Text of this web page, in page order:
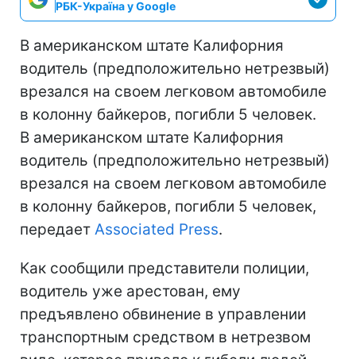
РБК-Україна у Google
В американском штате Калифорния
водитель (предположительно нетрезвый)
врезался на своем легковом автомобиле
в колонну байкеров, погибли 5 человек.
В американском штате Калифорния
водитель (предположительно нетрезвый)
врезался на своем легковом автомобиле
в колонну байкеров, погибли 5 человек,
передает Associated Press.
Как сообщили представители полиции,
водитель уже арестован, ему
предъявлено обвинение в управлении
транспортным средством в нетрезвом